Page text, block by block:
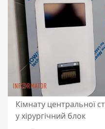
Кімнату центральної
у хірургічний блок